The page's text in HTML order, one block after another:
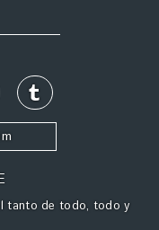
tanto de todo, todo y